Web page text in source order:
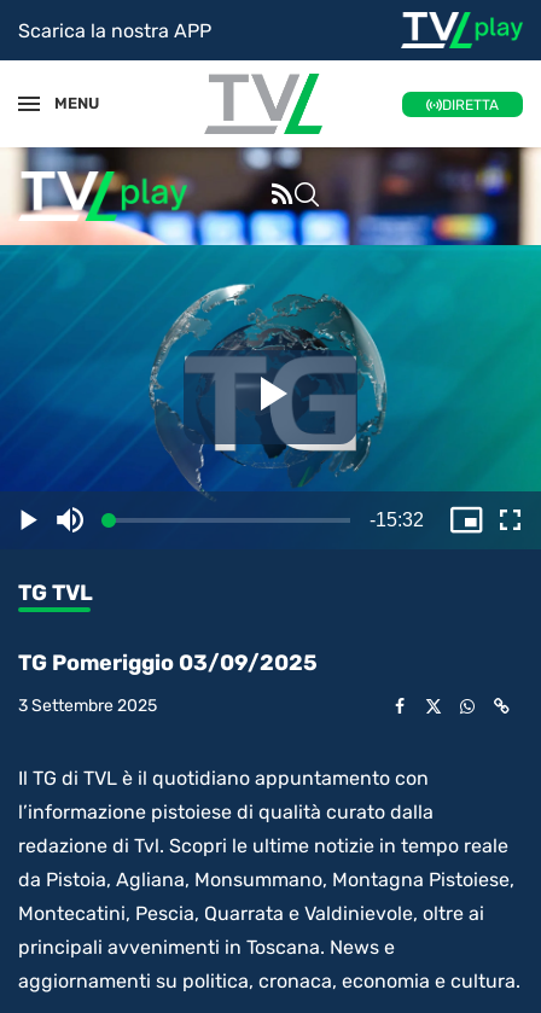
Scarica la nostra APP
MENU DIRETTA
il
PlayDisattiva
Caricato:
Tempo
-15:32
TG TVL
TG Pomeriggio 03/09/2025
3 Settembre 2025
Il TG di TVL è il quotidiano appuntamento con
l’informazione pistoiese di qualità curato dalla
redazione di Tvl. Scopri le ultime notizie in tempo reale
da Pistoia, Agliana, Monsummano, Montagna Pistoiese,
Montecatini, Pescia, Quarrata e Valdinievole, oltre ai
principali avvenimenti in Toscana. News e
aggiornamenti su politica, cronaca, economia e cultura.